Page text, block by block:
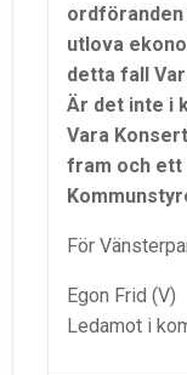
ordföranden
utlova
detta fall
Är det inte i
Vara
fram och ett
För
Egon Frid (V)
Ledamot i